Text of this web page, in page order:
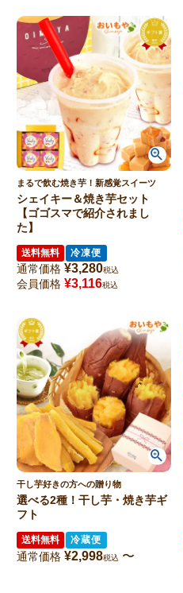
まるで飲む焼き芋！新感覚スイーツ
シェイキー＆焼き芋セット
【ゴゴスマで紹介されまし
た】
送料無料 冷凍便
通常価格 ¥3,280税込
会員価格 ¥3,116税込
干し芋好きの方への贈り物
選べる2種！干し芋・焼き芋ギ
フト
送料無料 冷蔵便
通常価格 ¥2,998税込 〜